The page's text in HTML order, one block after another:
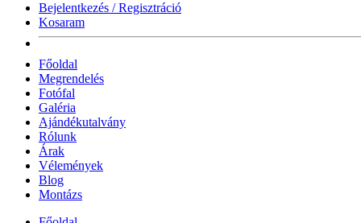
Bejelentkezés / Regisztráció
Kosaram
Főoldal
Megrendelés
Fotófal
Galéria
Ajándékutalvány
Rólunk
Árak
Vélemények
Blog
Montázs